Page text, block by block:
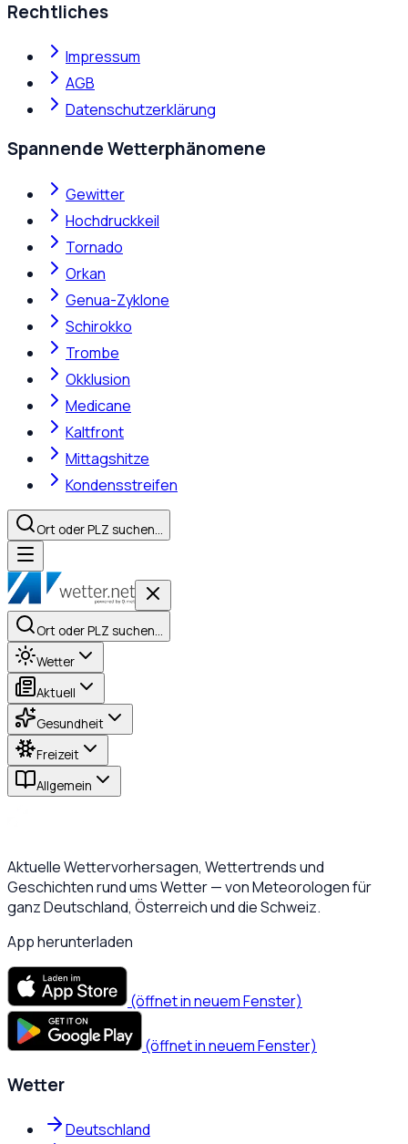
Rechtliches
Impressum
AGB
Datenschutzerklärung
Spannende Wetterphänomene
Gewitter
Hochdruckkeil
Tornado
Orkan
Genua-Zyklone
Schirokko
Trombe
Okklusion
Medicane
Kaltfront
Mittagshitze
Kondensstreifen
Ort oder PLZ suchen…
Ort oder PLZ suchen…
Wetter
Aktuell
Gesundheit
Freizeit
Allgemein
Aktuelle Wettervorhersagen, Wettertrends und
Geschichten rund ums Wetter — von Meteorologen für
ganz Deutschland, Österreich und die Schweiz.
App herunterladen
(öffnet in neuem Fenster)
(öffnet in neuem Fenster)
Wetter
Deutschland